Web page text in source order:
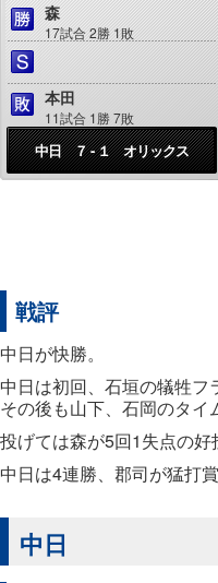
森
17試合 2勝 1敗
本田
11試合 1勝 7敗
中日 ７ - １ オリックス
戦評
中日が快勝。
中日は初回、石垣の犠牲
その後も山下、石岡のタイ
投げては森が5回1失点の
中日は4連勝、郡司が猛打賞
中日